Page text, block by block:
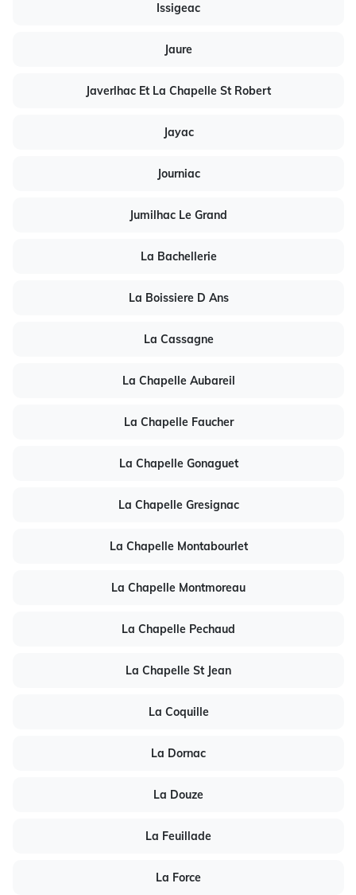
Issigeac
Jaure
Javerlhac Et La Chapelle St Robert
Jayac
Journiac
Jumilhac Le Grand
La Bachellerie
La Boissiere D Ans
La Cassagne
La Chapelle Aubareil
La Chapelle Faucher
La Chapelle Gonaguet
La Chapelle Gresignac
La Chapelle Montabourlet
La Chapelle Montmoreau
La Chapelle Pechaud
La Chapelle St Jean
La Coquille
La Dornac
La Douze
La Feuillade
La Force